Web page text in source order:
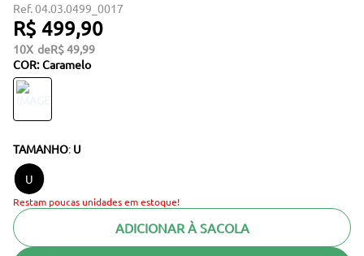
04.03.0499_0017
R$ 499,90
10 R$49,99
COR: Caramelo
TAMANHO: U
U
Restam poucas unidades em estoque!
ADICIONAR À SACOLA